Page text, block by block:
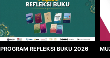
PROGRAM REFLEKSI BUKU 2026